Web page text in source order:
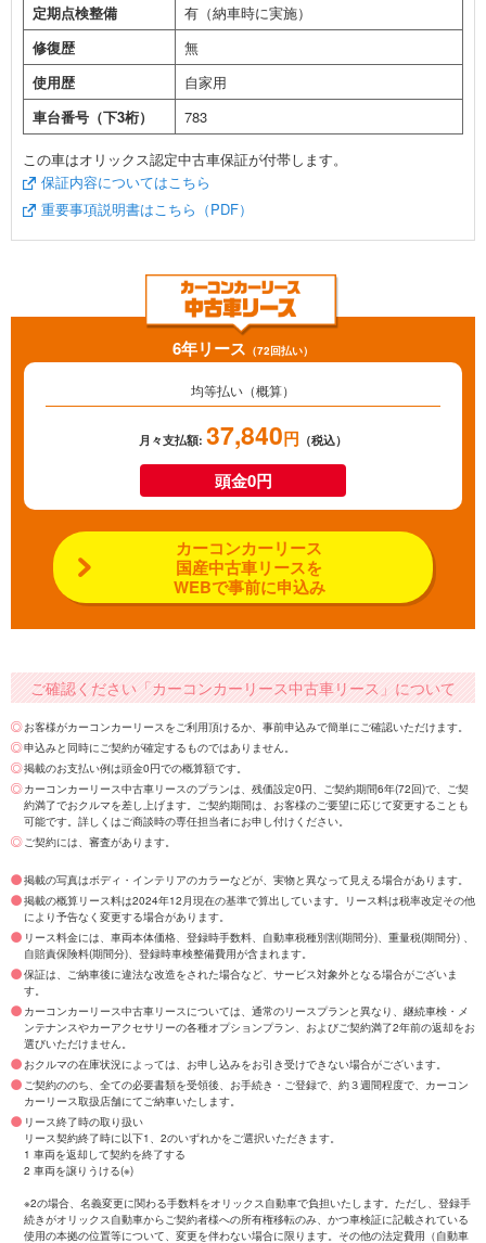
定期点検整備
有（納車時に実施）
修復歴
無
使用歴
自家用
車台番号（下3桁）
783
この車はオリックス認定中古車保証が付帯します。
保証内容についてはこちら
重要事項説明書はこちら（PDF）
6年リース （72回払い）
均等払い（概算）
月々支払額: 37,840円 （税込）
頭金0円
カーコンカーリース
国産中古車リースを
WEBで事前に申込み
ご確認ください「カーコンカーリース中古車リース」について
お客様がカーコンカーリースをご利用頂けるか、事前申込みで簡単にご確認いただけます。
申込みと同時にご契約が確定するものではありません。
掲載のお支払い例は頭金0円での概算額です。
カーコンカーリース中古車リースのプランは、残価設定0円、ご契約期間6年(72回)で、ご契
約満了でおクルマを差し上げます。ご契約期間は、お客様のご要望に応じて変更することも
可能です。詳しくはご商談時の専任担当者にお申し付けください。
ご契約には、審査があります。
掲載の写真はボディ・インテリアのカラーなどが、実物と異なって見える場合があります。
掲載の概算リース料は2024年12月現在の基準で算出しています。リース料は税率改定その他
により予告なく変更する場合があります。
リース料金には、車両本体価格、登録時手数料、自動車税種別割(期間分)、重量税(期間分) 、
自賠責保険料(期間分)、登録時車検整備費用が含まれます。
保証は、ご納車後に違法な改造をされた場合など、サービス対象外となる場合がございま
す。
カーコンカーリース中古車リースについては、通常のリースプランと異なり、継続車検・メ
ンテナンスやカーアクセサリーの各種オプションプラン、およびご契約満了2年前の返却をお
選びいただけません。
おクルマの在庫状況によっては、お申し込みをお引き受けできない場合がございます。
ご契約ののち、全ての必要書類を受領後、お手続き・ご登録で、約３週間程度で、カーコン
カーリース取扱店舗にてご納車いたします。
リース終了時の取り扱い
リース契約終了時に以下1、2のいずれかをご選択いただきます。
1 車両を返却して契約を終了する
2 車両を譲りうける(※)
※2の場合、名義変更に関わる手数料をオリックス自動車で負担いたします。ただし、登録手
続きがオリックス自動車からご契約者様への所有権移転のみ、かつ車検証に記載されている
使用の本拠の位置等について、変更を伴わない場合に限ります。その他の法定費用（自動車